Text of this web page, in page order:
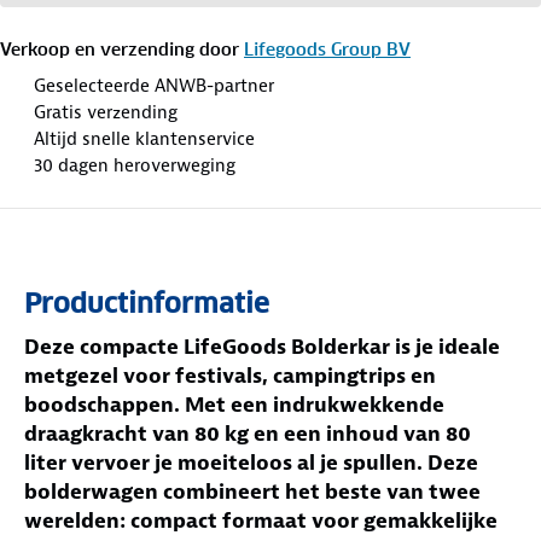
Verkoop en verzending door Lifegoods Group BV
Geselecteerde ANWB-partner
Gratis verzending
Altijd snelle klantenservice
30 dagen heroverweging
Productinformatie
Deze compacte LifeGoods Bolderkar is je ideale
metgezel voor festivals, campingtrips en
boodschappen. Met een indrukwekkende
draagkracht van 80 kg en een inhoud van 80
liter vervoer je moeiteloos al je spullen. Deze
bolderwagen combineert het beste van twee
werelden: compact formaat voor gemakkelijke